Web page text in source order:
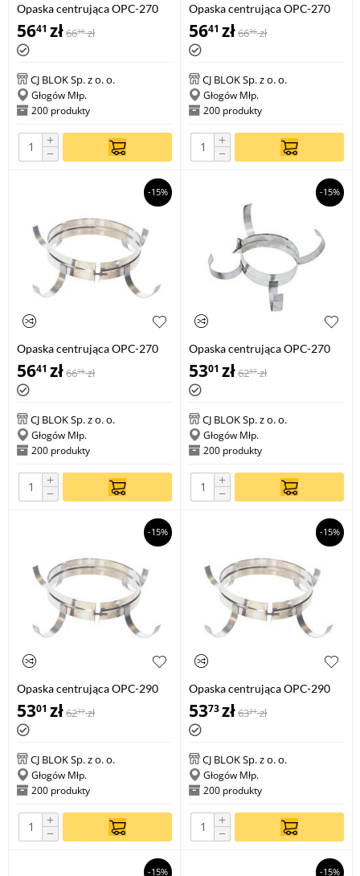
Opaska centrująca OPC-270
160
5641 zł6636 zł
CJ BLOK Sp. z o. o.
Głogów Młp.
200 produkty
+
−
Opaska centrująca OPC-270
180
5641 zł6636 zł
CJ BLOK Sp. z o. o.
Głogów Młp.
200 produkty
+
−
-15%
Opaska centrująca OPC-270
200
5641 zł6636 zł
CJ BLOK Sp. z o. o.
Głogów Młp.
200 produkty
+
−
-15%
Opaska centrująca OPC-270
80
5301 zł6237 zł
CJ BLOK Sp. z o. o.
Głogów Młp.
200 produkty
+
−
-15%
Opaska centrująca OPC-290
100
5301 zł6237 zł
CJ BLOK Sp. z o. o.
Głogów Młp.
200 produkty
+
−
-15%
Opaska centrująca OPC-290
140
5373zł6321 zł
CJ BLOK Sp. z o. o.
Głogów Młp.
200 produkty
+
−
-15% -15%